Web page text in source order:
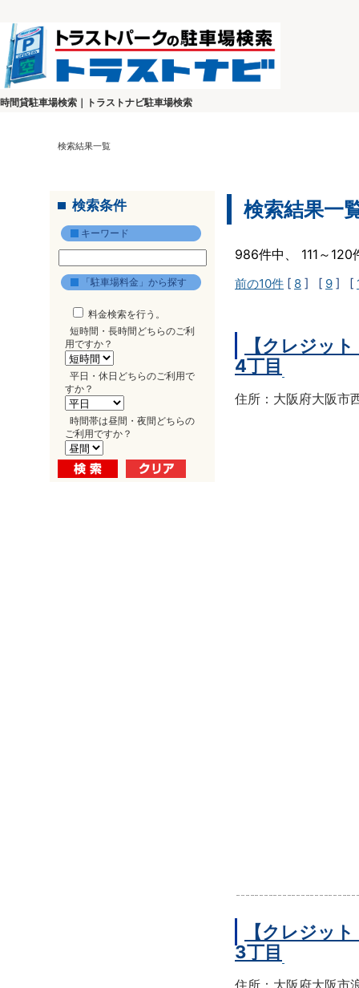
時間貸駐車場検索｜トラストナビ駐車場検索
検索結果一覧
検索条件
キーワード
「駐車場料金」から探す
料金検索を行う。
短時間・長時間どちらのご利
用ですか？
平日・休日どちらのご利用で
すか？
時間帯は昼間・夜間どちらの
ご利用ですか？
検索結果一
986件中、 111～
前の10件 [ 8 ] [ 9 ] [
【クレジッ
4丁目
住所：大阪府大阪市
【クレジッ
3丁目
住所：大阪府大阪市